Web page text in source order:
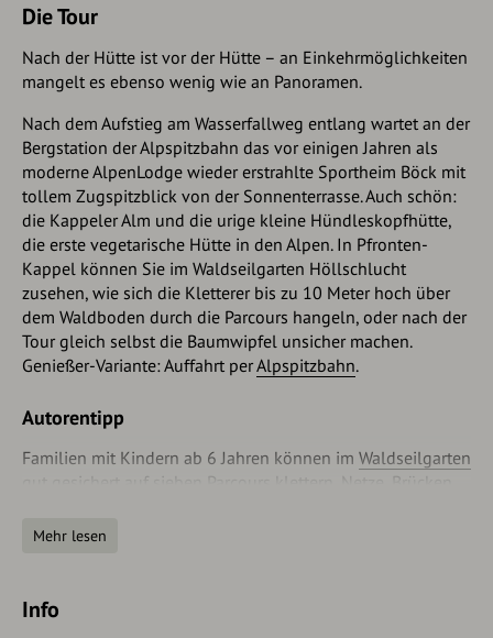
Die Tour
Nach der Hütte ist vor der Hütte – an Einkehrmöglichkeiten
mangelt es ebenso wenig wie an Panoramen.
Nach dem Aufstieg am Wasserfallweg entlang wartet an der
Bergstation der Alpspitzbahn das vor einigen Jahren als
moderne AlpenLodge wieder erstrahlte Sportheim Böck mit
tollem Zugspitzblick von der Sonnenterrasse. Auch schön:
die Kappeler Alm und die urige kleine Hündleskopfhütte,
die erste vegetarische Hütte in den Alpen. In Pfronten-
Kappel können Sie im Waldseilgarten Höllschlucht
zusehen, wie sich die Kletterer bis zu 10 Meter hoch über
dem Waldboden durch die Parcours hangeln, oder nach der
Tour gleich selbst die Baumwipfel unsicher machen.
Genießer-Variante: Auffahrt perAlpspitzbahn.
Autorentipp
Familien mit Kindern ab 6 Jahren können im Waldseilgarten
gut gesichert auf sieben Parcours klettern, Netze, Brücken
zwischendurch in rasanter Fahrt per Flying Fox den
Mehr lesen
Info